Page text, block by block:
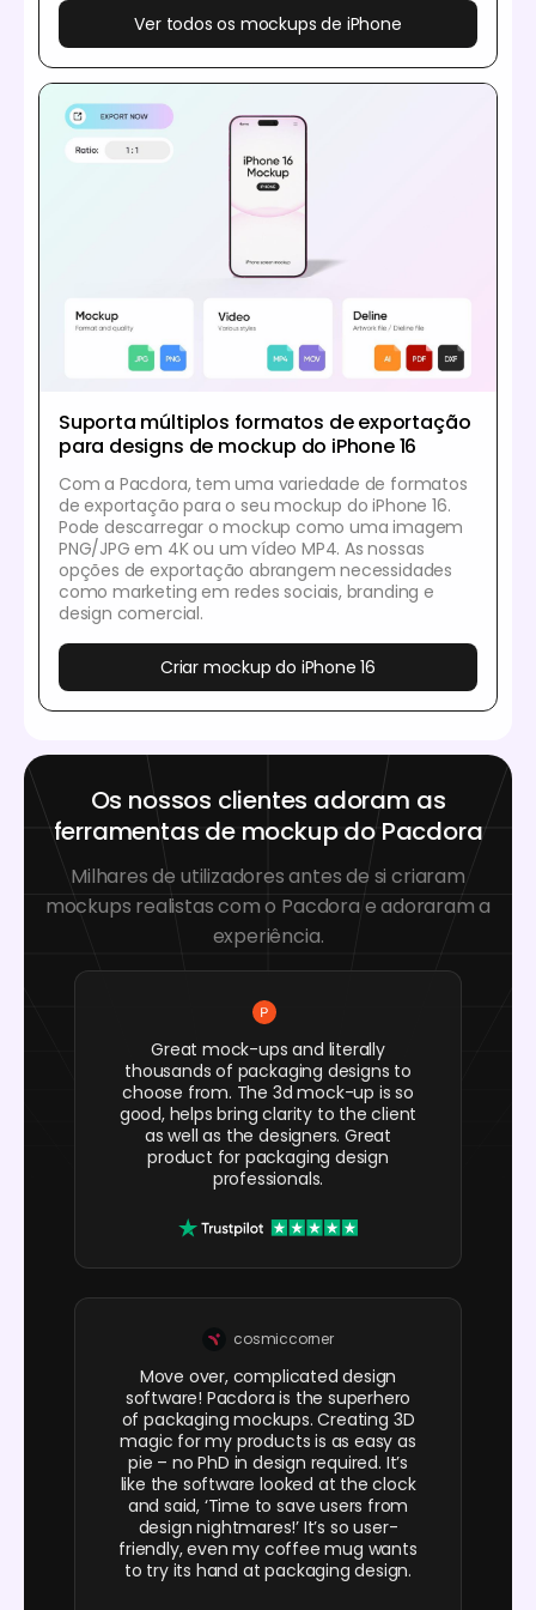
Ver todos os mockups de iPhone
Suporta múltiplos formatos de exportação
para designs de mockup do iPhone 16
Com a Pacdora, tem uma variedade de formatos
de exportação para o seu mockup do iPhone 16.
Pode descarregar o mockup como uma imagem
PNG/JPG em 4K ou um vídeo MP4. As nossas
opções de exportação abrangem necessidades
como marketing em redes sociais, branding e
design comercial.
Criar mockup do iPhone 16
Os nossos clientes adoram as
ferramentas de mockup do Pacdora
Milhares de utilizadores antes de si criaram
mockups realistas com o Pacdora e adoraram a
experiência.
Great mock-ups and literally
thousands of packaging designs to
choose from. The 3d mock-up is so
good, helps bring clarity to the client
as well as the designers. Great
product for packaging design
professionals.
cosmiccorner
Move over, complicated design
software! Pacdora is the superhero
of packaging mockups. Creating 3D
magic for my products is as easy as
pie – no PhD in design required. It’s
like the software looked at the clock
and said, ‘Time to save users from
design nightmares!’ It’s so user-
friendly, even my coffee mug wants
to try its hand at packaging design.